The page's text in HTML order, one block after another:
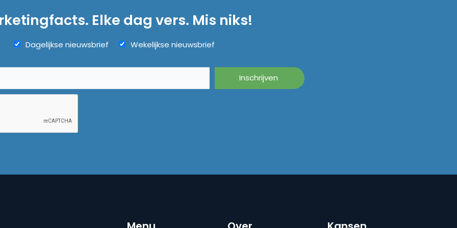
Elke dag vers. Mis niks!
Dagelijkse nieuwsbrief Wekelijkse nieuwsbrief